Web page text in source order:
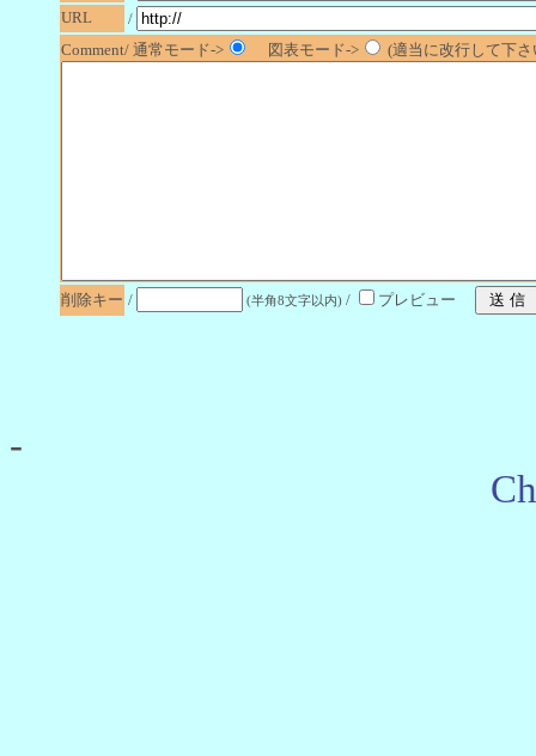
URL
/
Comment/ 通常モード->
図表モード-> (適当に改行して下
削除キー / (半角8文字以内) / プレビュー
-